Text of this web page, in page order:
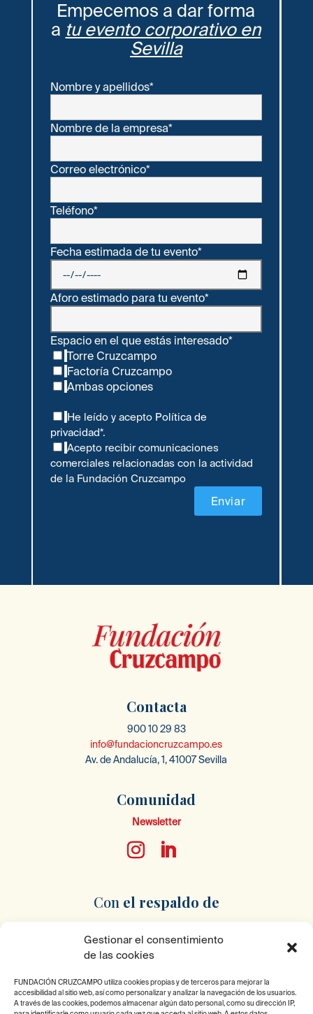
Gestionar el consentimiento
de las cookies
FUNDACIÓN CRUZCAMPO utiliza cookies propias y de terceros para mejorar la
accesibilidad al sitio web, así como personalizar y analizar la navegación de los usuarios.
A través de las cookies, podemos almacenar algún dato personal, como su dirección IP,
Empecemos a dar forma
a tu evento corporativo en
Sevilla
Nombre y apellidos*
Nombre de la empresa*
Correo electrónico*
Teléfono*
Fecha estimada de tu evento*
Aforo estimado para tu evento*
Espacio en el que estás interesado*
Torre Cruzcampo
Factoría Cruzcampo
Ambas opciones
He leído y acepto Política de
privacidad*.
Acepto recibir comunicaciones
comerciales relacionadas con la actividad
de la Fundación Cruzcampo
Contacta
900 10 29 83
info@fundacioncruzcampo.es
Av. de Andalucía, 1, 41007 Sevilla
Comunidad
Newsletter
Con el respaldo de
Pertenecemosa